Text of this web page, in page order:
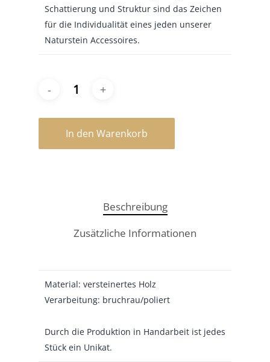
Schattierung und Struktur sind das Zeichen
für die Individualität eines jeden unserer
Naturstein Accessoires.
In den Warenkorb
Beschreibung
Zusätzliche Informationen
Material: versteinertes Holz
Verarbeitung: bruchrau/poliert
Durch die Produktion in Handarbeit ist jedes
Stück ein Unikat.